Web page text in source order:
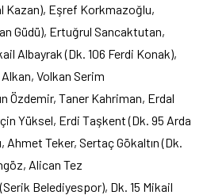
Kazan), Eşref Korkmazoğlu,
Güdü), Ertuğrul Sancaktutan,
Albayrak (Dk. 106 Ferdi Konak),
Volkan Serim
Özdemir, Taner Kahriman, Erdal
Yüksel, Erdi Taşkent (Dk. 95 Arda
Ahmet Teker, Sertaç Gökaltın (Dk.
Alican Tez
Belediyespor), Dk. 15 Mikail